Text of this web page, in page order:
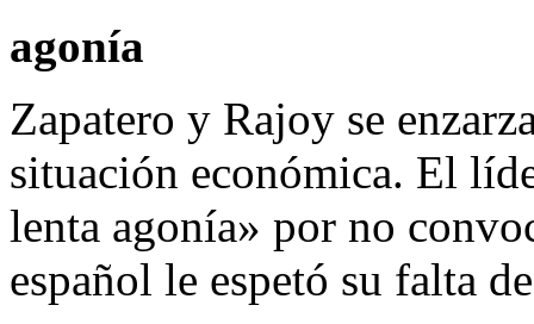
agonía
Zapatero y Rajoy se
situación económica. El
lenta agonía» por no
español le espetó su falta